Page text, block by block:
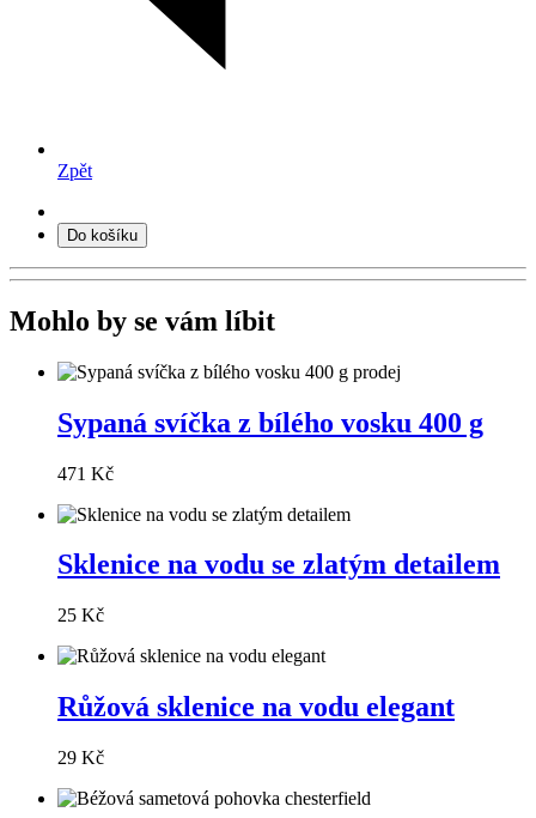
Zpět
Do košíku
Mohlo by se vám líbit
Sypaná svíčka z bílého vosku 400 g
471 Kč
Sklenice na vodu se zlatým detailem
25 Kč
Růžová sklenice na vodu elegant
29 Kč